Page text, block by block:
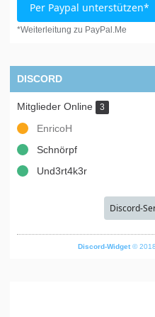
Per Paypal unterstützen*
*Weiterleitung zu PayPal.Me
DISCORD
Mitglieder Online 3
EnricoH
Schnörpf
Und3rt4k3r
Discord-
Discord-Widget©